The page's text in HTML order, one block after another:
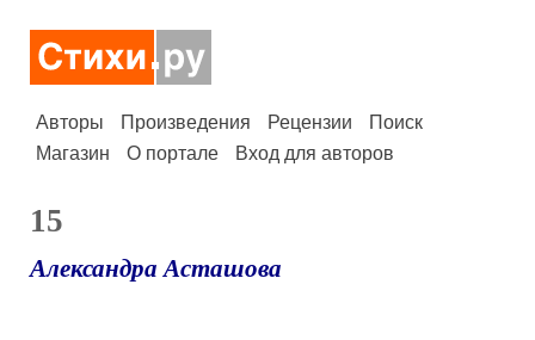
Авторы Произведения Рецензии
Поиск
Магазин
О портале Вход для авторов
15
Александра Асташова